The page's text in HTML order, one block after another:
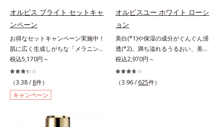
て、高い浸透力(*6)と安定性を実
現。毛穴の目立ちをしっかりケア
(*7)して、ゆらぎやすいニキビ肌
を、みずみずしい清潔な垢抜け肌
(*1)へと導きます。たっぷりの保湿
成分で低刺激。敏感肌の方にもお使
いいただけます(*8)。L＝さっぱり
タイプ（ニキビのできやすい肌・超
脂性肌～普通肌）M＝しっとりタイ
～乾性肌）*1 洗浄による汚れの除
成分の「ブライトVCコンプレック
ス(*8)」が、透明感を阻害する原因
(*9)にアプローチします。さらに肌
表面のなめらかさやみずみずしさを
サポートするために、肌荒れ防止有
湿成分も配合し、透明感を包括的に
サポート。全方位ケアのアプローチ
オルビス ブライト セットキャ
ンペーン
お得なセットキャンペーン実施中！
肌に広く生成しがちな「メラニンに
じみ(*1)」の原因をブロック(*2)！
澄み渡る輝き透明肌(*3)へ。業界初
(*4)知見「メラニンの第三のルー
ト」である「横のひろがり」に着目
して、全方位から透明肌を目指すブ
す。受けてしまった紫外線ダメージ
税込5,170円～
（3.38 / 8件）
キャンペーン
オルビスユー ホワイト ローシ
ョン
美白(*1)や保湿の成分がぐんぐん浸
透(*2)。満ち溢れるうるおい、美肌
がやみつきに。若々しく透明感のあ
る美肌を構成する要素と、年齢肌
(*3)のメラニン生成にアプローチし
税込2,970円～
（3.96 / 625件）